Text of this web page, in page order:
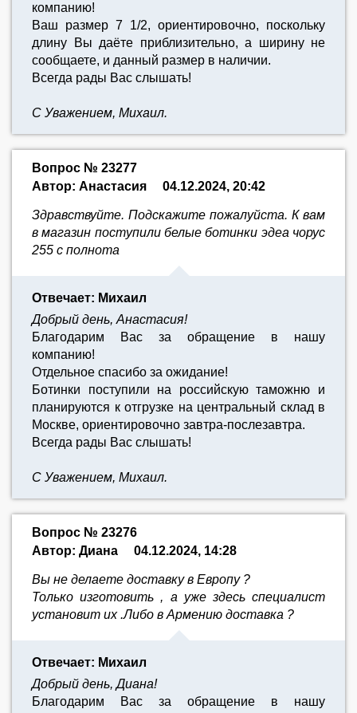
компанию!
Ваш размер 7 1/2, ориентировочно, поскольку
длину Вы даёте приблизительно, а ширину не
сообщаете, и данный размер в наличии.
Всегда рады Вас слышать!
С Уважением, Михаил.
Вопрос № 23277
Автор: Анастасия
04.12.2024, 20:42
Здравствуйте. Подскажите пожалуйста. К вам
в магазин поступили белые ботинки эдеа чорус
255 с полнота
Отвечает: Михаил
Добрый день, Анастасия!
Благодарим Вас за обращение в нашу
компанию!
Отдельное спасибо за ожидание!
Ботинки поступили на российскую таможню и
планируются к отгрузке на центральный склад в
Москве, ориентировочно завтра-послезавтра.
Всегда рады Вас слышать!
С Уважением, Михаил.
Вопрос № 23276
Автор: Диана
04.12.2024, 14:28
Вы не делаете доставку в Европу ?
Только изготовить , а уже здесь специалист
установит их .Либо в Армению доставка ?
Отвечает: Михаил
Добрый день, Диана!
Благодарим Вас за обращение в нашу